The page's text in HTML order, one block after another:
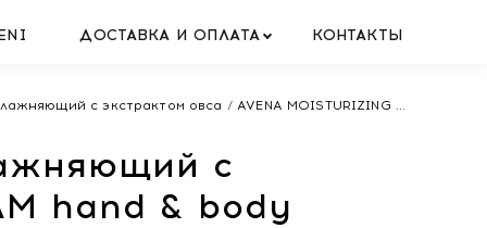
ДОСТАВКА И ОПЛАТА КОНТАКТЫ
с экстрактом овса / AVENA MOISTURIZING ...
с
hand & body